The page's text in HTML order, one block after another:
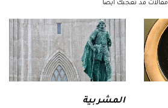
مقالات قد تعجبك ايضا
المشربية